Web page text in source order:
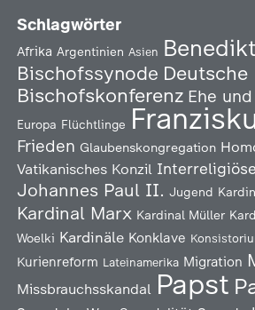
Schlagwörter
Afrika Argentinien Asien
Bischofssynode Deutsche
Bischofskonferenz Ehe
Europa Flüchtlinge
Frieden Glaubenskongregation
Vatikanisches Konzil
Johannes Paul II. Jugend
Kardinal Marx Kardinal Müller
Woelki Kardinäle Konklave
Kurienreform Lateinamerika Migration
Missbrauchsskandal Papst